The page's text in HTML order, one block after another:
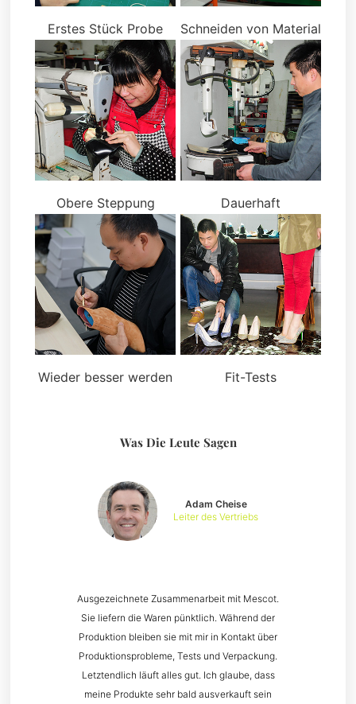
Erstes Stück Probe Schneiden von Material
Obere Steppung Dauerhaft
Wieder besser werden Fit-Tests
Was Die Leute Sagen
Ausgezeichnete Zusammenarbeit mit Mescot.
Sie liefern die Waren pünktlich. Während der
Produktion bleiben sie mit mir in Kontakt über
Produktionsprobleme, Tests und Verpackung.
Letztendlich läuft alles gut. Ich glaube, dass
meine Produkte sehr bald ausverkauft sein
Adam Cheise
Leiter des Vertriebs